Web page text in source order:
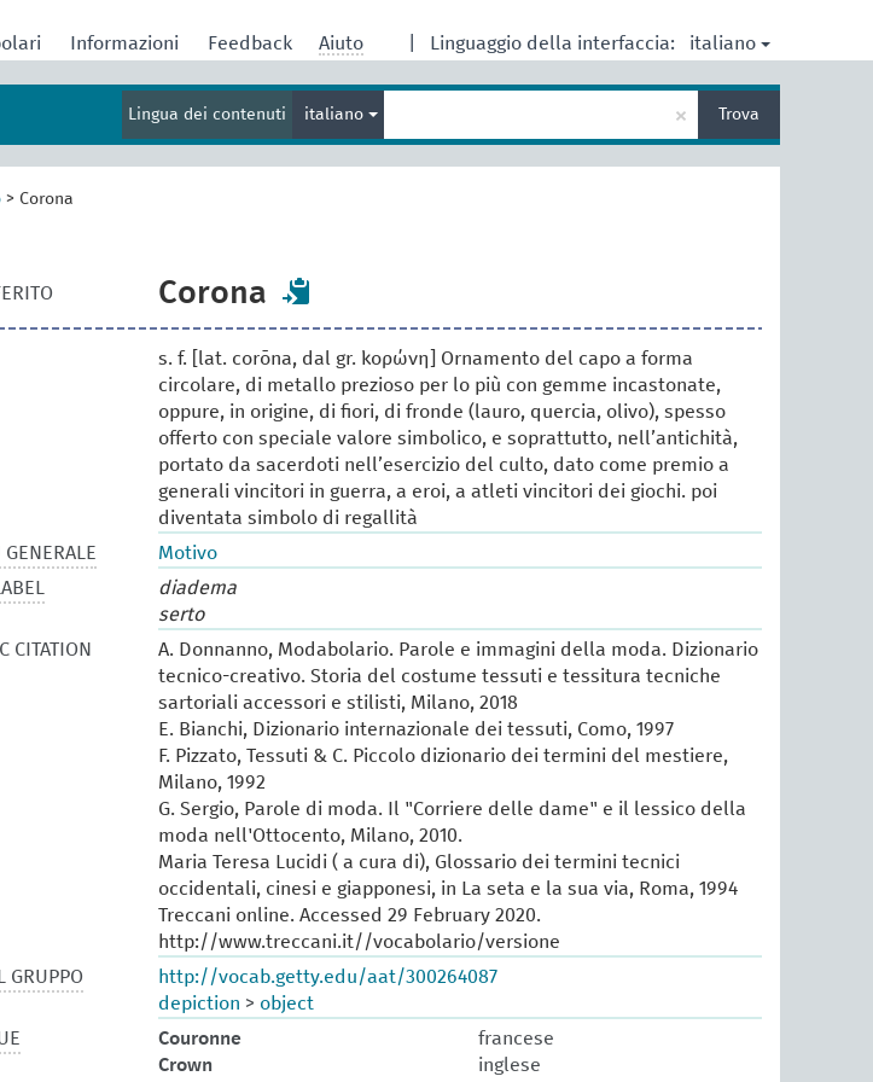
Linguaggio della interfaccia: italiano
Informazioni Feedback Aiuto
Lingua dei contenuti italiano
termine
per
× Trova
> Corona
Corona
s. f. [lat. corōna, dal gr. κορώνη] Ornamento del capo a forma
circolare, di metallo prezioso per lo più con gemme incastonate,
oppure, in origine, di fiori, di fronde (lauro, quercia, olivo), spesso
offerto con speciale valore simbolico, e soprattutto, nell’antichità,
portato da sacerdoti nell’esercizio del culto, dato come premio a
generali vincitori in guerra, a eroi, a atleti vincitori dei giochi. poi
diventata simbolo di regallità
GENERALE
Motivo
diadema
serto
CITATION
A. Donnanno, Modabolario. Parole e immagini della moda. Dizionario
tecnico-creativo. Storia del costume tessuti e tessitura tecniche
sartoriali accessori e stilisti, Milano, 2018
E. Bianchi, Dizionario internazionale dei tessuti, Como, 1997
F. Pizzato, Tessuti & C. Piccolo dizionario dei termini del mestiere,
Milano, 1992
G. Sergio, Parole di moda. Il "Corriere delle dame" e il lessico della
moda nell'Ottocento, Milano, 2010.
Maria Teresa Lucidi ( a cura di), Glossario dei termini tecnici
occidentali, cinesi e giapponesi, in La seta e la sua via, Roma, 1994
Treccani online. Accessed 29 February 2020.
http://www.treccani.it//vocabolario/versione
GRUPPO
http://vocab.getty.edu/aat/300264087
depiction > object
Couronne
francese
Crown
inglese